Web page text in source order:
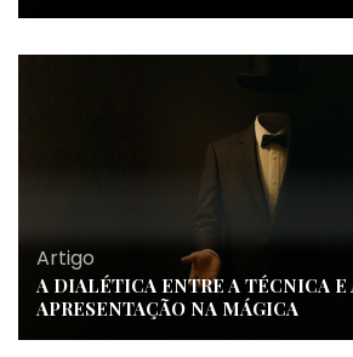
Artigo
A DIALÉTICA ENTRE A TÉCNICA E
APRESENTAÇÃO NA MÁGICA